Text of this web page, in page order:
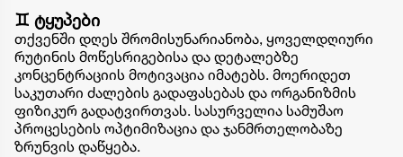
♊ ტყუპები
თქვენში დღეს შრომისუნარიანობა, ყოველდღიური
რუტინის მოწესრიგებისა და დეტალებზე
კონცენტრაციის მოტივაცია იმატებს. მოერიდეთ
საკუთარი ძალების გადაფასებას და ორგანიზმის
ფიზიკურ გადატვირთვას. სასურველია სამუშაო
პროცესების ოპტიმიზაცია და ჯანმრთელობაზე
ზრუნვის დაწყება.